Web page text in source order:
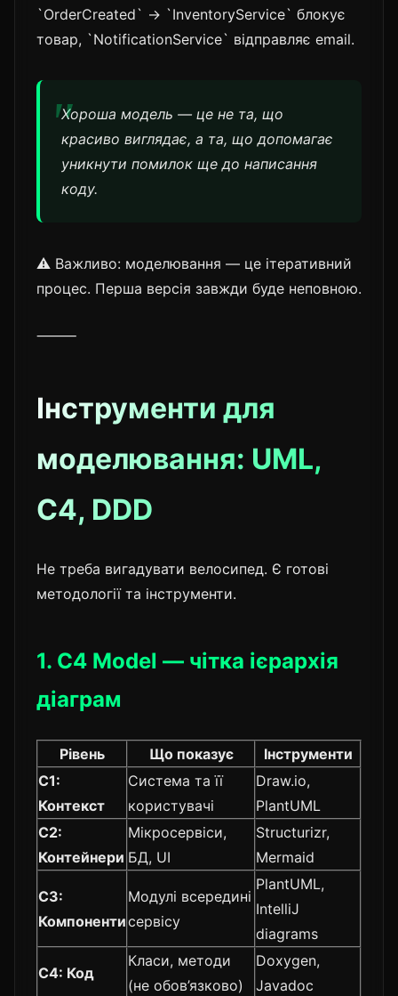
`OrderCreated` → `InventoryService` блокує
товар, `NotificationService` відправляє email.
Хороша модель — це не та, що
красиво виглядає, а та, що допомагає
уникнути помилок ще до написання
коду.
⚠️ Важливо: моделювання — це ітеративний
процес. Перша версія завжди буде неповною.
⸻
Інструменти для
моделювання: UML,
C4, DDD
Не треба вигадувати велосипед. Є готові
методології та інструменти.
1. C4 Model — чітка ієрархія
діаграм
Рівень Що показує
Інструменти
C1:
Контекст
Система та її
користувачі
Draw.io,
PlantUML
C2:
Контейнери
Мікросервіси,
БД, UI
Structurizr,
Mermaid
C3:
Компоненти
Модулі всередині
сервісу
PlantUML,
IntelliJ
diagrams
C4: Код
Класи, методи
(не обов’язково)
Doxygen,
Javadoc